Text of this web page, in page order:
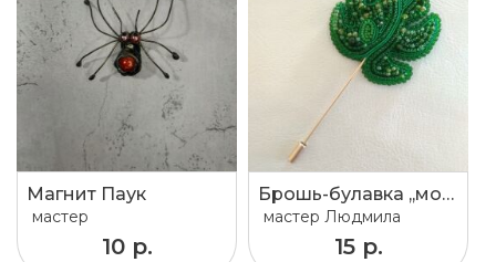
Магнит Паук
мастер
10 р.
Брошь-булавка ,,монстера,,
мастер Людмила
15 р.